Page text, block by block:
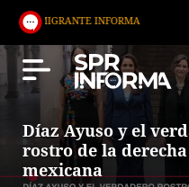
INFORMA OPINIÓN
Díaz Ayuso y el
rostro de la derecha
mexicana